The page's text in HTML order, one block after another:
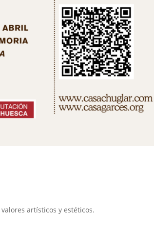
artísticos y estéticos.